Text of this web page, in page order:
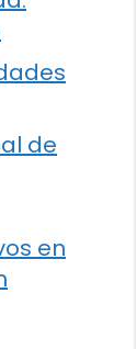
de
en